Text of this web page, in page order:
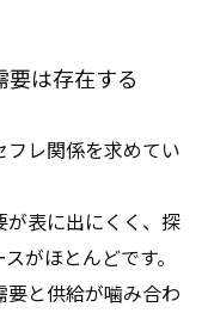
は存在する
レ関係を求めてい
が表に出にくく、探
がほとんどです。
と供給が噛み合わ